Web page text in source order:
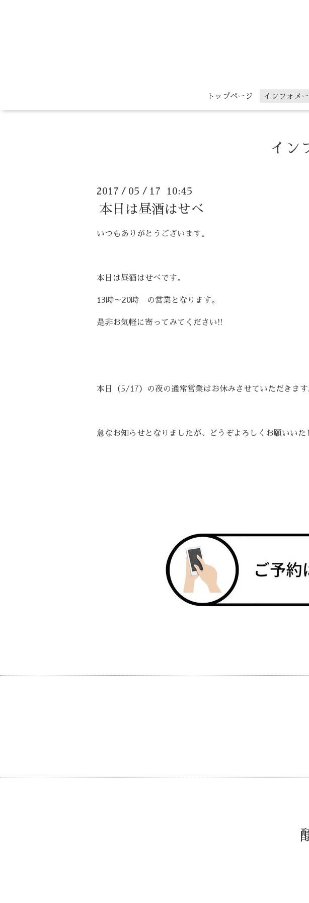
トップページ インフォメ
イン
2017 / 05 / 17 10:45
本日は昼酒はせべ
いつもありがとうございます。
本日は昼酒はせべです。
13時～20時 の営業となります。
是非お気軽に寄ってみてください!!
本日（5/17）の夜の通常営業はお休みさせていただきます
急なお知らせとなりましたが、どうぞよろしくお願いいた